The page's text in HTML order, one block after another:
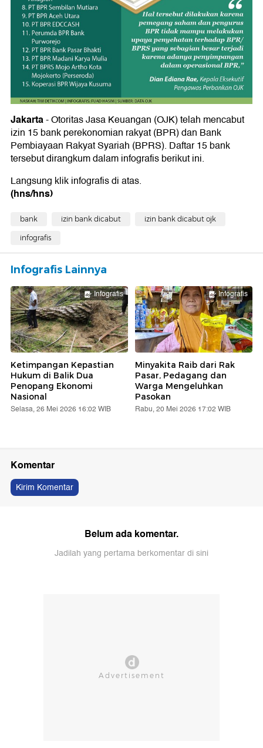
Jakarta- Otoritas Jasa Keuangan (OJK) telah mencabut
izin 15 bank perekonomian rakyat (BPR) dan Bank
Pembiayaan Rakyat Syariah (BPRS). Daftar 15 bank
tersebut dirangkum dalam infografis berikut ini.
Langsung klik infografis di atas.
(hns/hns)
bank izin bank dicabut izin bank dicabut ojk
infografis
Infografis Lainnya
Infografis
Ketimpangan Kepastian
Hukum di Balik Dua
Penopang Ekonomi
Nasional
Selasa, 26 Mei 2026 16:02 WIB
Infografis
Minyakita Raib dari Rak
Pasar, Pedagang dan
Warga Mengeluhkan
Pasokan
Rabu, 20 Mei 2026 17:02 WIB
Komentar
Kirim Komentar
Belum ada komentar.
Jadilah yang pertama berkomentar di sini